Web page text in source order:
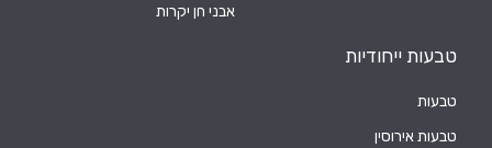
אבני חן יקרות
טבעות ייחודיות
טבעות
טבעות אירוסין